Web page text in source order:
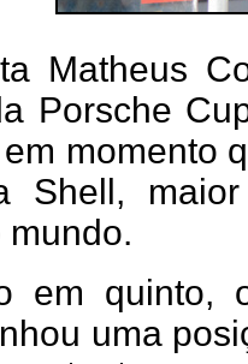
Matheus
Porsche
momento
Shell,
mundo.
em quinto,
uma